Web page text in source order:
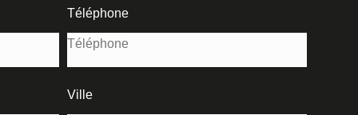
Téléphone
Ville